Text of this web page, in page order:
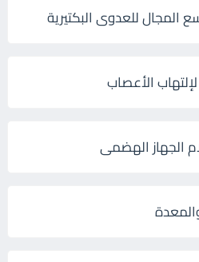
للعدوى البكتيرية